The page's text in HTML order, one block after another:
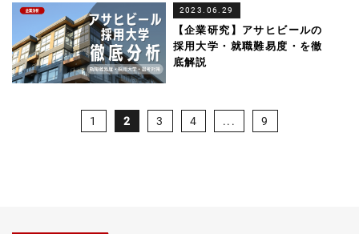
2023.06.29
【企業研究】アサヒビールの
採用大学・就職難易度・を徹
底解説
1 2 3 4 ... 9